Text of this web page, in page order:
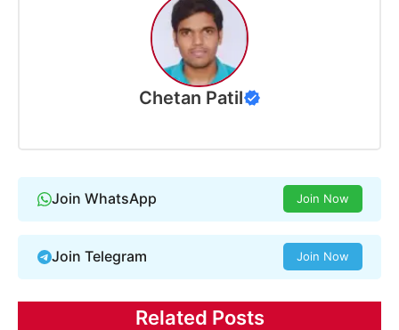
Chetan Patil
Join WhatsApp Join Now
Join Telegram Join Now
Related Posts